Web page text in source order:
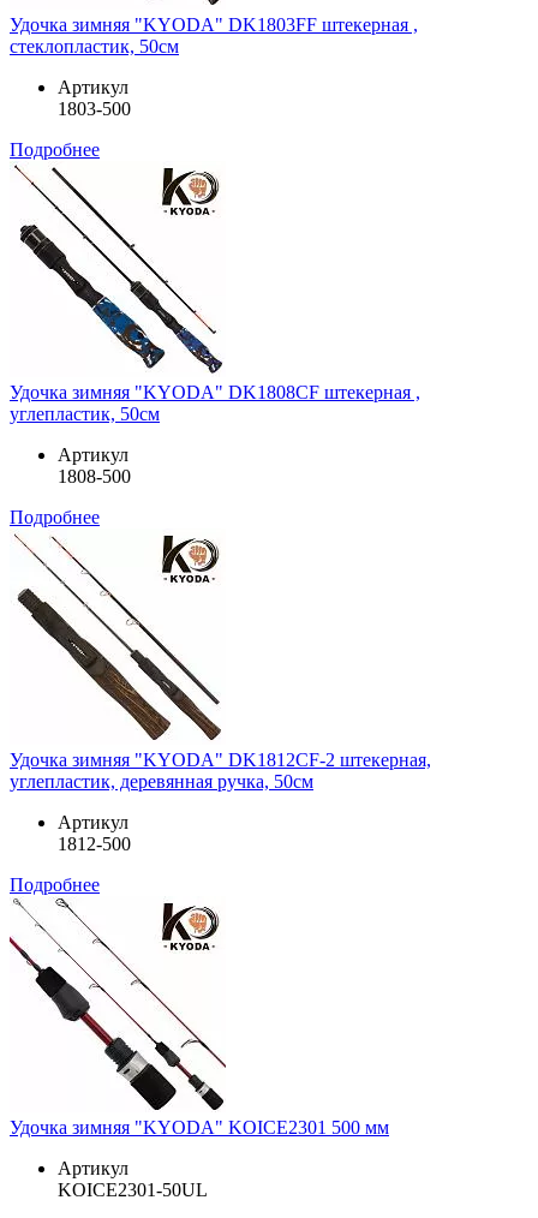
Удочка зимняя "KYODA" DK1803FF штекерная ,
стеклопластик, 50см
Артикул
1803-500
Подробнее
Удочка зимняя "KYODA" DK1808CF штекерная ,
углепластик, 50см
Артикул
1808-500
Подробнее
Удочка зимняя "KYODA" DK1812CF-2 штекерная,
углепластик, деревянная ручка, 50см
Артикул
1812-500
Подробнее
Удочка зимняя "KYODA" KOICE2301 500 мм
Артикул
KOICE2301-50UL